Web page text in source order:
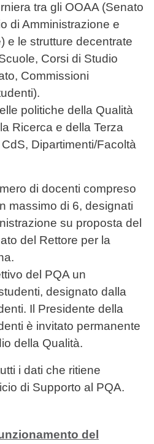
tra gli OOAA (Senato
di Amministrazione e
e le strutture decentrate
Corsi di Studio
Commissioni
politiche della Qualità
Ricerca e della Terza
Dipartimenti/Facoltà
di docenti compreso
massimo di 6, designati
su proposta del
del Rettore per la
del PQA un
designato dalla
Il Presidente della
è invitato permanente
della Qualità.
i dati che ritiene
di Supporto al PQA.
del